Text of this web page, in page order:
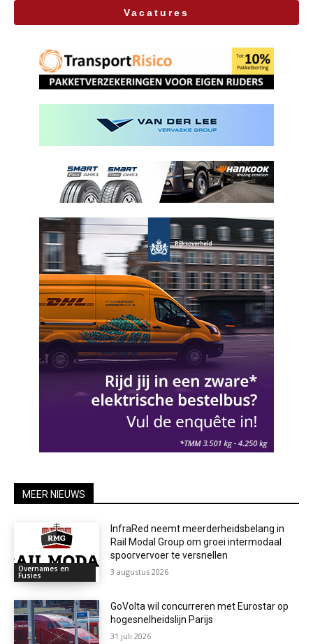
Vacatures
MEER NIEUWS
Overnames en
Fusies
InfraRed neemt meerderheidsbelang in
Rail Modal Group om groei intermodaal
spoorvervoer te versnellen
3 augustus 2026
GoVolta wil concurreren met Eurostar op
hogesnelheidslijn Parijs
31 juli 2026